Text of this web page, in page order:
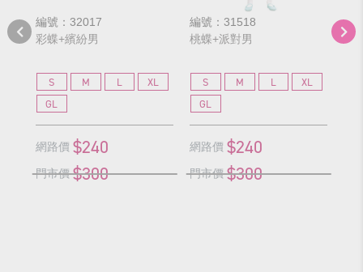
編號：32017
彩蝶+繽紛男
S M L
XL
GL
網路價 $240
門市價 $300
編號：31518
桃蝶+派對男
S M L
XL
GL
網路價 $240
門市價 $300
編
鳳